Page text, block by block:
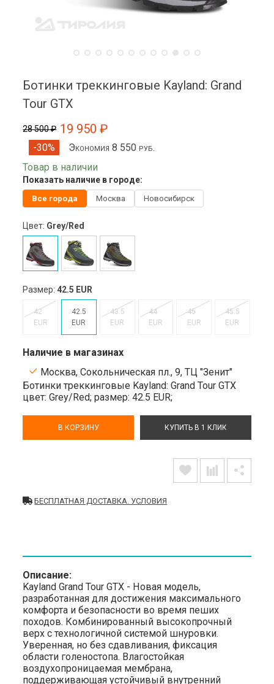
Ботинки треккинговые Kayland: Grand
Tour GTX
28 500 ₽ 19 950 ₽
-30%
Экономия 8 550 руб.
Товар в наличии
Показать наличие в городе:
Все города Москва Новосибирск
Цвет: Grey/Red
Размер:42.5 EUR
42
EUR
42.5
EUR
43.5
EUR
44
EUR
45
EUR
45.5
EUR
Наличие в магазинах
Москва, Сокольническая пл., 9, ТЦ "Зенит"
Ботинки треккинговые Kayland: Grand Tour GTX
цвет: Grey/Red;размер: 42.5 EUR;
В КОРЗИНУ КУПИТЬ В 1 КЛИК
БЕСПЛАТНАЯ ДОСТАВКА. УСЛОВИЯ
Описание:
Kayland Grand Tour GTX - Новая модель,
разработанная для достижения максимального
комфорта и безопасности во время пеших
походов. Комбинированный высокопрочный
верх с технологичной системой шнуровки.
Уверенная, но без сдавливания, фиксация
области голеностопа. Влагостойкая
воздухопроницаемая мембрана,
поддерживающая устойчивый внутренний